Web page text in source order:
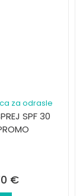
za odrasle
SPF 30
€